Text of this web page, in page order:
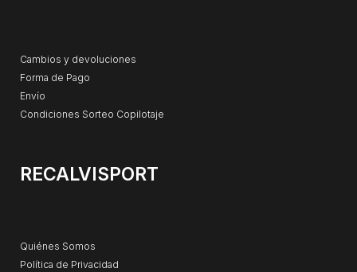
Cambios y devoluciones
Forma de Pago
Envío
Condiciones Sorteo Copilotaje
RECALVISPORT
Quiénes Somos
Política de Privacidad